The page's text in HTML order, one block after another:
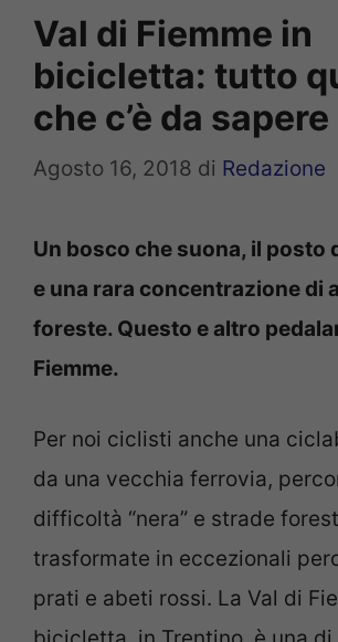
Val di Fiemme in
bicicletta: tutto
che c’è da sapere
Agosto 16, 2018 di Redazione
Un bosco che suona, il posto
e una rara concentrazione di
foreste. Questo e altro
Fiemme.
Per noi ciclisti anche una
da una vecchia ferrovia,
difficoltà “nera” e strade
trasformate in eccezionali
prati e abeti rossi. La Val di